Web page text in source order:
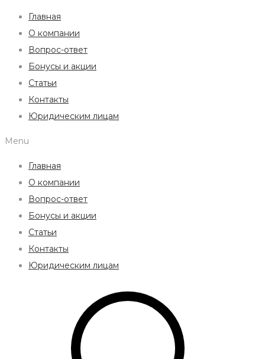
Главная
О компании
Вопрос-ответ
Бонусы и акции
Статьи
Контакты
Юридическим лицам
Menu
Главная
О компании
Вопрос-ответ
Бонусы и акции
Статьи
Контакты
Юридическим лицам